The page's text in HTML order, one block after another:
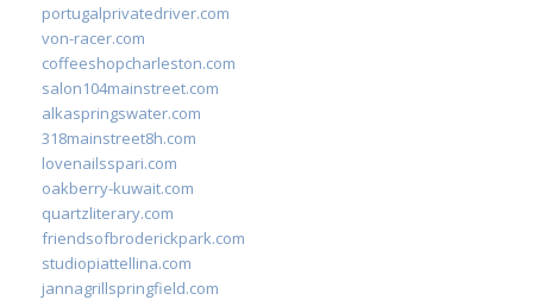
portugalprivatedriver.com
von-racer.com
coffeeshopcharleston.com
salon104mainstreet.com
alkaspringswater.com
318mainstreet8h.com
lovenailsspari.com
oakberry-kuwait.com
quartzliterary.com
friendsofbroderickpark.com
studiopiattellina.com
jannagrillspringfield.com